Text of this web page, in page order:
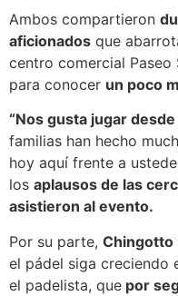
Ambos compartieron
aficionados que
centro comercial Paseo
para conocer un poco
“Nos gusta jugar
familias han hecho
hoy aquí frente a
los aplausos de las
asistieron al evento.
Por su parte, Chingotto
el pádel siga creciendo
el padelista, que por